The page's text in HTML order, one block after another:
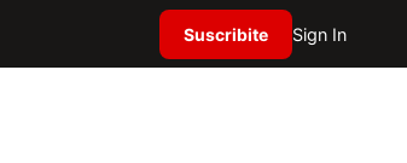
Suscribite Sign In